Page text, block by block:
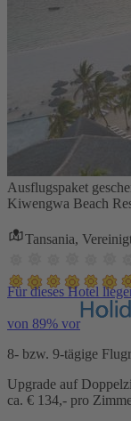
Ausflugspaket
Kiwengwa Beach
Tansania,
Für dieses Hotel
von 89% vor
8- bzw. 9-tägige
Upgrade auf
ca. € 134,- pro